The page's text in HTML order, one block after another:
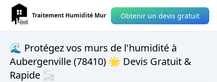
Traitement Humidité Mur Obtenir un devis gratuit
🌊 Protégez vos murs de l'humidité à
Aubergenville (78410) 🌟 Devis Gratuit &
Rapide 🌫